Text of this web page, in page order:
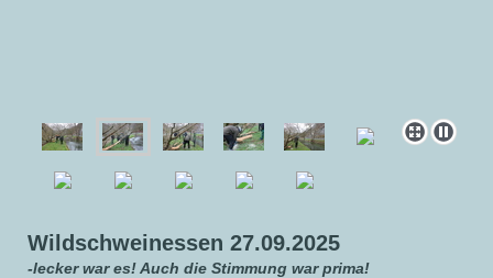
Wildschweinessen 27.09.2025
-lecker war es! Auch die Stimmung war prima!